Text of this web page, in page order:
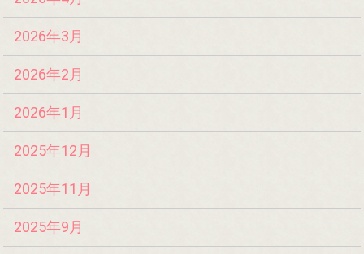
2026年3月
2026年2月
2026年1月
2025年12月
2025年11月
2025年9月